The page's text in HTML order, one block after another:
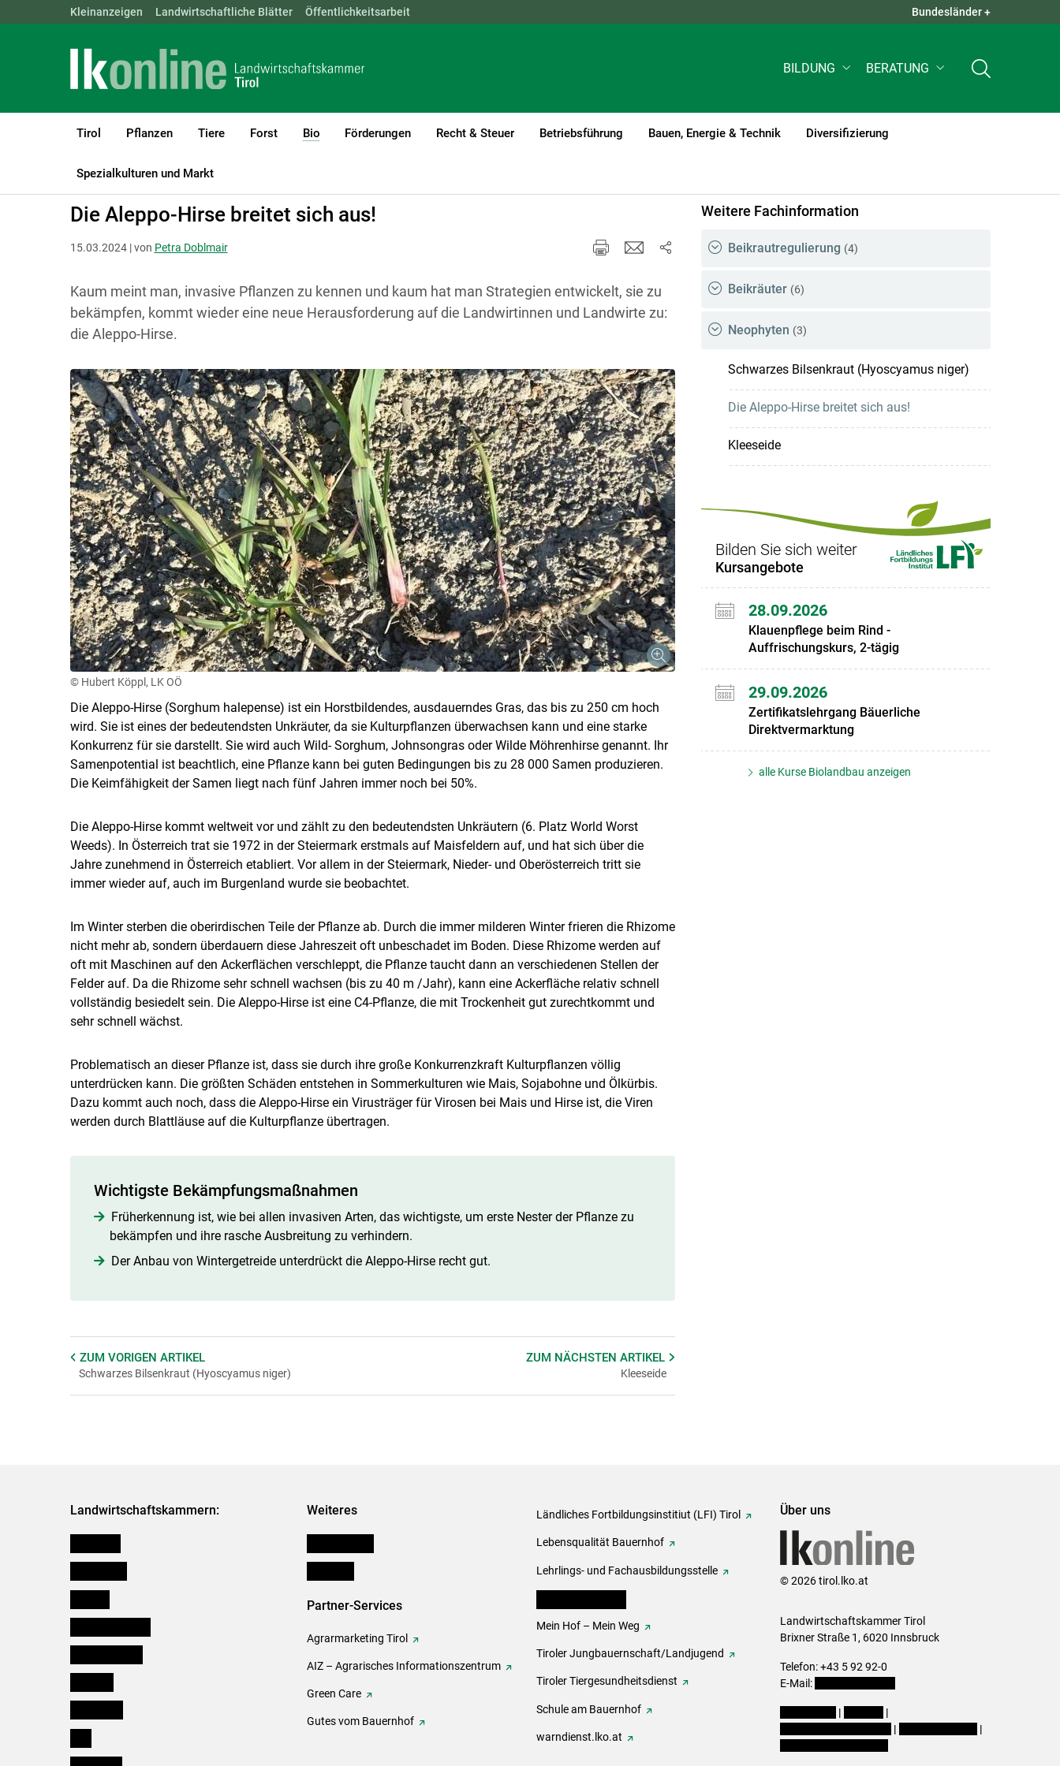
Skip to main content
Landwirtschaftskammern: ÖSTERREICH BGLD KTN NÖ OÖ QUICK LINKS +
Kleinanzeigen Landwirtschaftliche Blätter Öffentlichkeitsarbeit Bundesländer +
BILDUNG BERATUNG
Tirol Pflanzen Tiere Forst Bio
(current)1
Förderungen Recht & Steuer Betriebsführung Bauen, Energie & Technik Diversifizierung
Spezialkulturen und Markt
LK Tirol Bio Beikrautregulierung
Die Aleppo-Hirse breitet sich aus!
15.03.2024 | von Petra Doblmair
Kaum meint man, invasive Pflanzen zu kennen und kaum hat man Strategien entwickelt, sie zu
bekämpfen, kommt wieder eine neue Herausforderung auf die Landwirtinnen und Landwirte zu:
die Aleppo-Hirse.
© Hubert Köppl, LK OÖ
Die Aleppo-Hirse (Sorghum halepense) ist ein Horstbildendes, ausdauerndes Gras, das bis zu 250 cm hoch
wird. Sie ist eines der bedeutendsten Unkräuter, da sie Kulturpflanzen überwachsen kann und eine starke
Konkurrenz für sie darstellt. Sie wird auch Wild- Sorghum, Johnsongras oder Wilde Möhrenhirse genannt. Ihr
Samenpotential ist beachtlich, eine Pflanze kann bei guten Bedingungen bis zu 28 000 Samen produzieren.
Die Keimfähigkeit der Samen liegt nach fünf Jahren immer noch bei 50%.
Die Aleppo-Hirse kommt weltweit vor und zählt zu den bedeutendsten Unkräutern (6. Platz World Worst
Weeds). In Österreich trat sie 1972 in der Steiermark erstmals auf Maisfeldern auf, und hat sich über die
Jahre zunehmend in Österreich etabliert. Vor allem in der Steiermark, Nieder- und Oberösterreich tritt sie
immer wieder auf, auch im Burgenland wurde sie beobachtet.
Im Winter sterben die oberirdischen Teile der Pflanze ab. Durch die immer milderen Winter frieren die Rhizome
nicht mehr ab, sondern überdauern diese Jahreszeit oft unbeschadet im Boden. Diese Rhizome werden auf
oft mit Maschinen auf den Ackerflächen verschleppt, die Pflanze taucht dann an verschiedenen Stellen der
Felder auf. Da die Rhizome sehr schnell wachsen (bis zu 40 m /Jahr), kann eine Ackerfläche relativ schnell
vollständig besiedelt sein. Die Aleppo-Hirse ist eine C4-Pflanze, die mit Trockenheit gut zurechtkommt und
sehr schnell wächst.
Problematisch an dieser Pflanze ist, dass sie durch ihre große Konkurrenzkraft Kulturpflanzen völlig
unterdrücken kann. Die größten Schäden entstehen in Sommerkulturen wie Mais, Sojabohne und Ölkürbis.
Dazu kommt auch noch, dass die Aleppo-Hirse ein Virusträger für Virosen bei Mais und Hirse ist, die Viren
werden durch Blattläuse auf die Kulturpflanze übertragen.
Wichtigste Bekämpfungsmaßnahmen
Früherkennung ist, wie bei allen invasiven Arten, das wichtigste, um erste Nester der Pflanze zu
bekämpfen und ihre rasche Ausbreitung zu verhindern.
Der Anbau von Wintergetreide unterdrückt die Aleppo-Hirse recht gut.
ZUM VORIGEN ARTIKEL
Schwarzes Bilsenkraut (Hyoscyamus niger)
ZUM NÄCHSTENARTIKEL
Kleeseide
Weitere Fachinformation
Beikrautregulierung (4)
Beikräuter (6)
Neophyten (3)
Schwarzes Bilsenkraut (Hyoscyamus niger)
Die Aleppo-Hirse breitet sich aus!
Kleeseide
Bilden Sie sich weiter
Kursangebote
28.09.2026
Klauenpflege beim Rind -
Auffrischungskurs, 2-tägig
29.09.2026
Zertifikatslehrgang Bäuerliche
Direktvermarktung
alle Kurse Biolandbau anzeigen
Landwirtschaftskammern: Weiteres
Partner-Services
Agrarmarketing Tirol
AIZ – Agrarisches Informationszentrum
Green Care
Gutes vom Bauernhof
Ländliches Fortbildungsinstitiut (LFI) Tirol
Lebensqualität Bauernhof
Lehrlings- und Fachausbildungsstelle
Mein Hof – Mein Weg
Tiroler Jungbauernschaft/Landjugend
Tiroler Tiergesundheitsdienst
Schule am Bauernhof
warndienst.lko.at
Über uns
© 2026 tirol.lko.at
Landwirtschaftskammer Tirol
Brixner Straße 1, 6020 Innsbruck
Telefon: +43 5 92 92-0
E-Mail:
|
|
|
|